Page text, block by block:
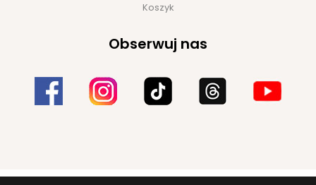
Koszyk
Obserwuj nas